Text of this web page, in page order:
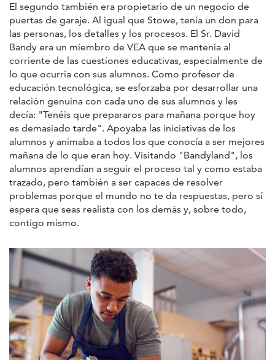
El segundo también era propietario de un negocio de
puertas de garaje. Al igual que Stowe, tenía un don para
las personas, los detalles y los procesos. El Sr. David
Bandy era un miembro de VEA que se mantenía al
corriente de las cuestiones educativas, especialmente de
lo que ocurría con sus alumnos. Como profesor de
educación tecnológica, se esforzaba por desarrollar una
relación genuina con cada uno de sus alumnos y les
decía: "Tenéis que prepararos para mañana porque hoy
es demasiado tarde". Apoyaba las iniciativas de los
alumnos y animaba a todos los que conocía a ser mejores
mañana de lo que eran hoy. Visitando "Bandyland", los
alumnos aprendían a seguir el proceso tal y como estaba
trazado, pero también a ser capaces de resolver
problemas porque el mundo no te da respuestas, pero sí
espera que seas realista con los demás y, sobre todo,
contigo mismo.